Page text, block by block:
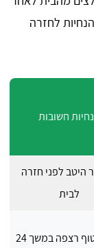
לחזרה
חשובות
היטב לפני חזרה
לבית
לא לשטוף רצפה במשך 24